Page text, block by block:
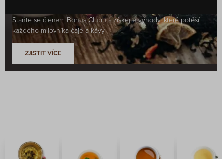
Staňte se členem Bonus Clubu a získejte výhody, které potěší
každého milovníka čaje a kávy.
ZJISTIT VÍCE